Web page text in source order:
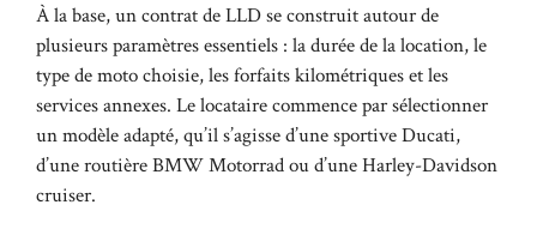
À la base, un contrat de LLD se construit autour de
plusieurs paramètres essentiels : la durée de la location, le
type de moto choisie, les forfaits kilométriques et les
services annexes. Le locataire commence par sélectionner
un modèle adapté, qu’il s’agisse d’une sportive Ducati,
d’une routière BMW Motorrad ou d’une Harley-Davidson
cruiser.